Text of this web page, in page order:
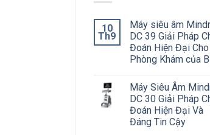
10
Th9
Máy siêu âm
DC 39 Giải Pháp
Đoán Hiện Đại Cho
Phòng Khám của
Máy Siêu Âm
DC 30 Giải Pháp
Đoán Hiện Đại Và
Đáng Tin Cậy